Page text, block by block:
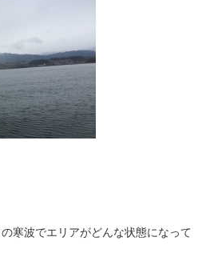
寒波でエリアがどんな状態になって